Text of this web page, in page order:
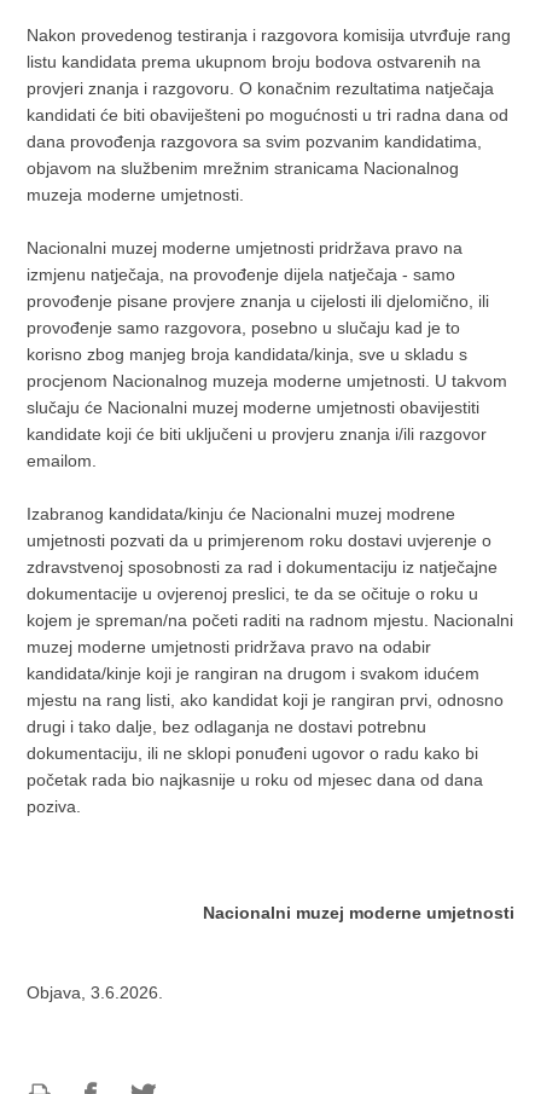
Nakon provedenog testiranja i razgovora komisija utvrđuje rang
listu kandidata prema ukupnom broju bodova ostvarenih na
provjeri znanja i razgovoru. O konačnim rezultatima natječaja
kandidati će biti obaviješteni po mogućnosti u tri radna dana od
dana provođenja razgovora sa svim pozvanim kandidatima,
objavom na službenim mrežnim stranicama Nacionalnog
muzeja moderne umjetnosti.
Nacionalni muzej moderne umjetnosti pridržava pravo na
izmjenu natječaja, na provođenje dijela natječaja - samo
provođenje pisane provjere znanja u cijelosti ili djelomično, ili
provođenje samo razgovora, posebno u slučaju kad je to
korisno zbog manjeg broja kandidata/kinja, sve u skladu s
procjenom Nacionalnog muzeja moderne umjetnosti. U takvom
slučaju će Nacionalni muzej moderne umjetnosti obavijestiti
kandidate koji će biti uključeni u provjeru znanja i/ili razgovor
emailom.
Izabranog kandidata/kinju će Nacionalni muzej modrene
umjetnosti pozvati da u primjerenom roku dostavi uvjerenje o
zdravstvenoj sposobnosti za rad i dokumentaciju iz natječajne
dokumentacije u ovjerenoj preslici, te da se očituje o roku u
kojem je spreman/na početi raditi na radnom mjestu. Nacionalni
muzej moderne umjetnosti pridržava pravo na odabir
kandidata/kinje koji je rangiran na drugom i svakom idućem
mjestu na rang listi, ako kandidat koji je rangiran prvi, odnosno
drugi i tako dalje, bez odlaganja ne dostavi potrebnu
dokumentaciju, ili ne sklopi ponuđeni ugovor o radu kako bi
početak rada bio najkasnije u roku od mjesec dana od dana
poziva.
Nacionalni muzej moderne umjetnosti
Objava, 3.6.2026.